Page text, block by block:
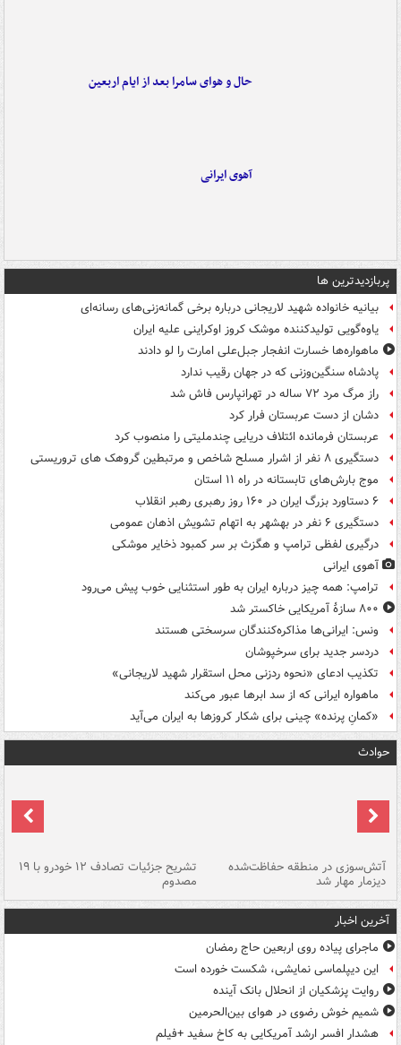
حال و هوای سامرا بعد از ایام اربعین
آهوی ایرانی
پربازدیدترین ها
بیانیه خانواده شهید لاریجانی درباره برخی گمانه‌زنی‌های رسانه‌ای
یاوه‌گویی تولیدکننده موشک کروز اوکراینی علیه ایران
ماهواره‌ها خسارت انفجار جبل‌علی امارت را لو دادند
پادشاه سنگین‌وزنی که در جهان رقیب ندارد
راز مرگ مرد ۷۲ ساله در تهرانپارس فاش شد
دشان از دست عربستان فرار کرد
عربستان فرمانده ائتلاف دریایی چندملیتی را منصوب کرد
دستگیری ۸ نفر از اشرار مسلح شاخص و مرتبطین گروهک های تروریستی
موج بارش‌های تابستانه در راه ۱۱ استان
۶ دستاورد بزرگ ایران در ۱۶۰ روز رهبری رهبر انقلاب
دستگیری ۶ نفر در بهشهر به اتهام تشویش اذهان عمومی
درگیری لفظی ترامپ و هگزث بر سر کمبود ذخایر موشکی
آهوی ایرانی
ترامپ: همه چیز درباره ایران به طور استثنایی خوب پیش می‌رود
۸۰۰ سازۀ آمریکایی خاکستر شد
ونس: ایرانی‌ها مذاکره‌کنندگان سرسختی هستند
دردسر جدید برای سرخپوشان
تکذیب ادعای «نحوه ردزنی محل استقرار شهید لاریجانی»
ماهواره ایرانی که از سد ابرها عبور می‌کند
«کمانِ پرنده» چینی برای شکار کروزها به ایران می‌آید
حوادث
آتش‌سوزی در منطقه حفاظت‌شده
دیزمار مهار شد
تشریح جزئیات تصادف ۱۲ خودرو با ۱۹
مصدوم
آخرین اخبار
ماجرای پیاده روی اربعین حاج رمضان
این دیپلماسی نمایشی، شکست خورده است
روایت پزشکیان از انحلال بانک آینده
شمیم خوش رضوی در هوای بین‌الحرمین
هشدار افسر ارشد آمریکایی به کاخ سفید +فیلم